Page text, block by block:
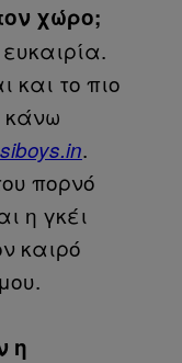
χώρο;
το πιο
κάνω
.
πορνό
η γκέι
καιρό
η